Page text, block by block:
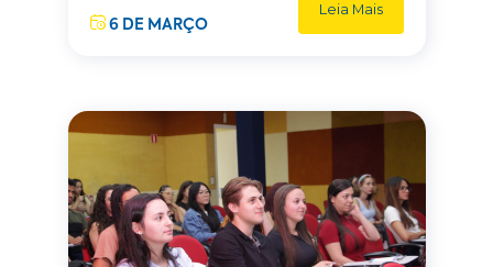
6 DE MARÇO
Leia Mais